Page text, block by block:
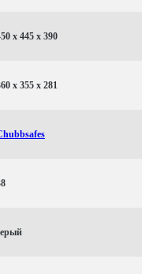
x 445 x 390
x 355 x 281